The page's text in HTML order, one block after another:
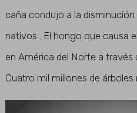
caña condujo a la
nativos . El hongo que causa
en América del Norte a
Cuatro mil millones de